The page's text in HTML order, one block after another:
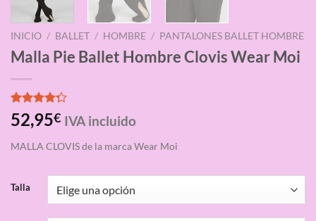
INICIO / BALLET / HOMBRE / PANTALONES BALLET HOMBRE
Malla Pie Ballet Hombre Clovis Wear Moi
Valorado
con4.25
base a
4
clientes
52,95€ IVA incluido
MALLA CLOVISde la marca Wear Moi
Talla